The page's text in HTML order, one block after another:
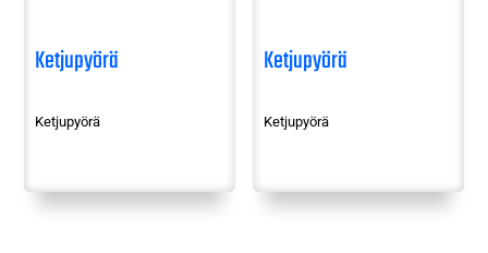
Ketjupyörä
Ketjupyörä
Ketjupyörä
Ketjupyörä